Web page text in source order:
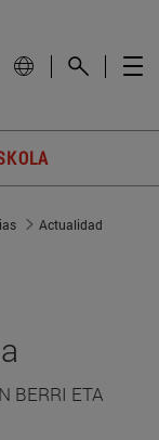
Actualidad
BERRI ETA